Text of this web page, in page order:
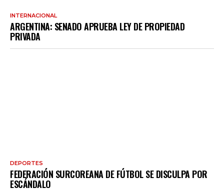
INTERNACIONAL
ARGENTINA: SENADO APRUEBA LEY DE PROPIEDAD
PRIVADA
DEPORTES
FEDERACIÓN SURCOREANA DE FÚTBOL SE DISCULPA POR
ESCÁNDALO